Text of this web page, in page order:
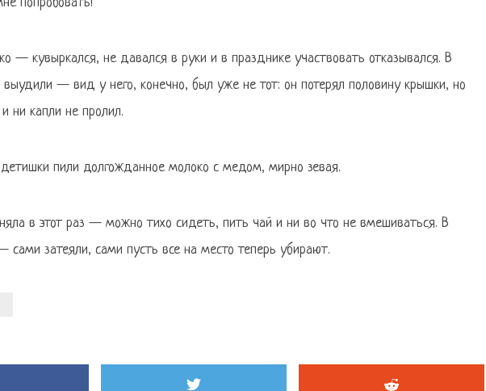
— кувыркался, не давался в руки и в празднике участвовать отказывался. В
выудили — вид у него, конечно, был уже не тот: он потерял половину крышки, но
ни капли не пролил.
пили долгожданное молоко с медом, мирно зевая.
в этот раз — можно тихо сидеть, пить чай и ни во что не вмешиваться. В
сами затеяли, сами пусть все на место теперь убирают.